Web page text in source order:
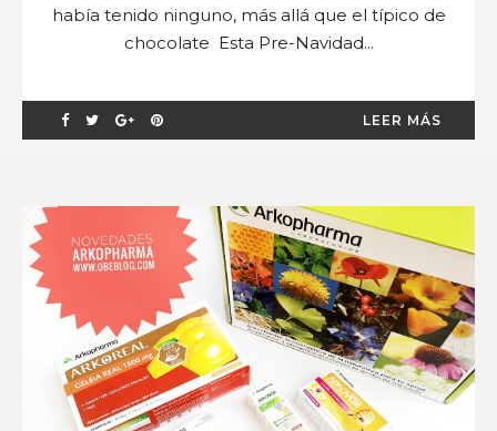
había tenido ninguno, más allá que el típico de
chocolate Esta Pre-Navidad...
LEER MÁS